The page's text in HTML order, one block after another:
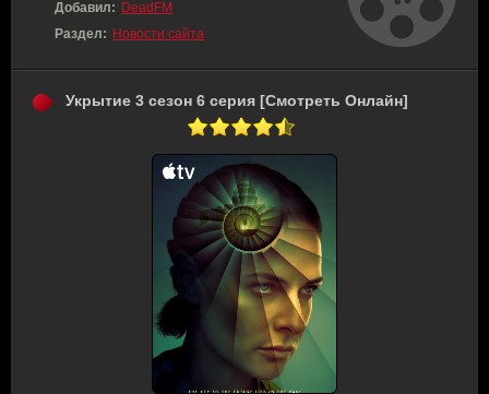
Добавил: DeadFM
Раздел: Новости сайта
Укрытие 3 сезон 6 серия [Смотреть Онлайн]